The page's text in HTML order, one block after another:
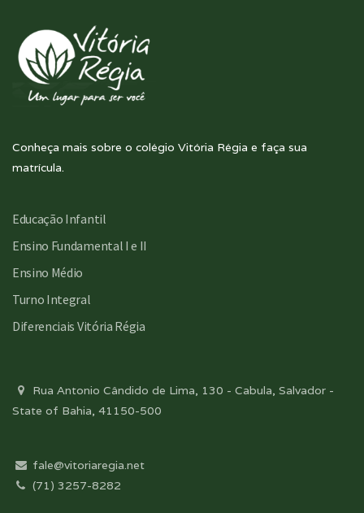
Conheça mais sobre o colégio Vitória Régia e faça sua
matrícula.
Educação Infantil
Ensino Fundamental I e II
Ensino Médio
Turno Integral
Diferenciais Vitória Régia
Rua Antonio Cândido de Lima, 130 - Cabula, Salvador -
State of Bahia, 41150-500
fale@vitoriaregia.net
(71) 3257-8282